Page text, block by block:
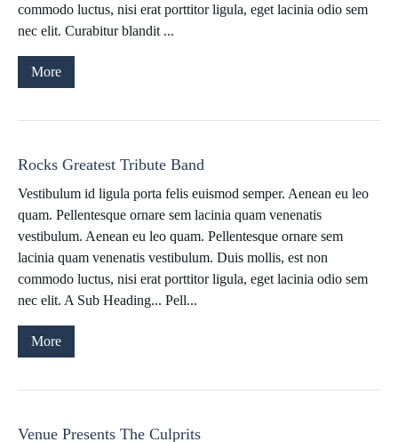
commodo luctus, nisi erat porttitor ligula, eget lacinia odio sem
nec elit. Curabitur blandit ...
More
Rocks Greatest Tribute Band
Vestibulum id ligula porta felis euismod semper. Aenean eu leo
quam. Pellentesque ornare sem lacinia quam venenatis
vestibulum. Aenean eu leo quam. Pellentesque ornare sem
lacinia quam venenatis vestibulum. Duis mollis, est non
commodo luctus, nisi erat porttitor ligula, eget lacinia odio sem
nec elit. A Sub Heading... Pell...
More
Venue Presents The Culprits